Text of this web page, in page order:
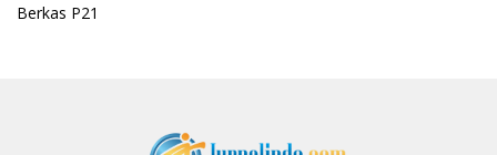
Berkas P21